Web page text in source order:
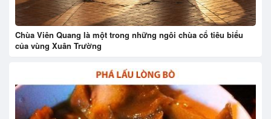
Chùa Viên Quang là một trong những ngôi chùa cổ tiêu biểu
của vùng Xuân Trường